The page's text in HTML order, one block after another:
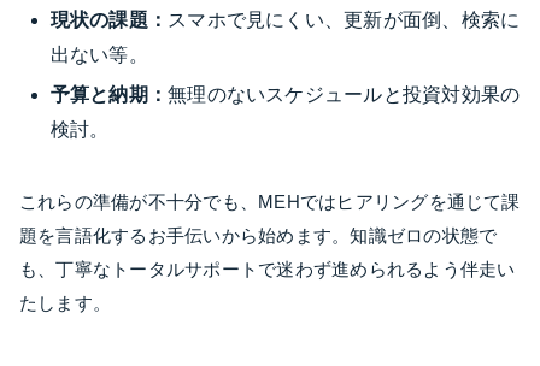
現状の課題： スマホで見にくい、更新が面倒、検索に
出ない等。
予算と納期：無理のないスケジュールと投資対効果の
検討。
これらの準備が不十分でも、MEHではヒアリングを通じて課
題を言語化するお手伝いから始めます。知識ゼロの状態で
も、丁寧なトータルサポートで迷わず進められるよう伴走い
たします。